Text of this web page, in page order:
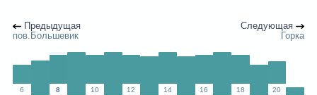
Предыдущая
пов.Большевик
Следующая
Горка
6 8 10 12 14 16 18 20